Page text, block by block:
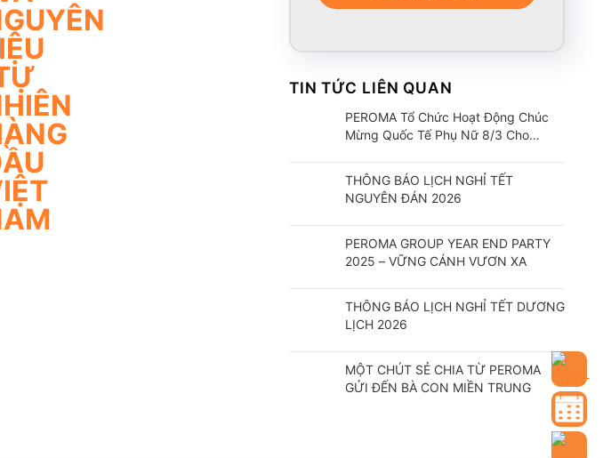
TIN TỨC LIÊN QUAN
PEROMA Tổ Chức Hoạt Động Chúc
Mừng Quốc Tế Phụ Nữ 8/3 Cho
THÔNG BÁO LỊCH NGHỈ TẾT
NGUYÊN ĐÁN 2026
PEROMA GROUP YEAR END PARTY
2025 – VỮNG CÁNH VƯƠN XA
THÔNG BÁO LỊCH NGHỈ TẾT DƯƠNG
LỊCH 2026
MỘT CHÚT SẺ CHIA TỪ PEROMA
GỬI ĐẾN BÀ CON MIỀN TRUNG